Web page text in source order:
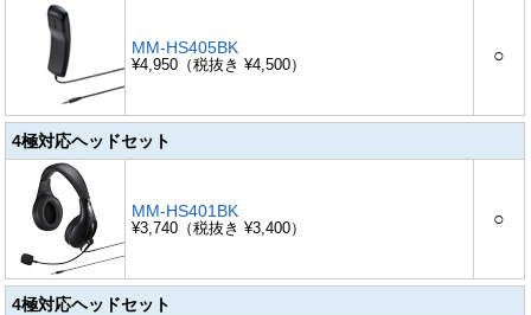
MM-HS405BK
¥4,950（税抜き ¥4,500） ○
4極対応ヘッドセット
MM-HS401BK
¥3,740（税抜き ¥3,400） ○
4極対応ヘッドセット